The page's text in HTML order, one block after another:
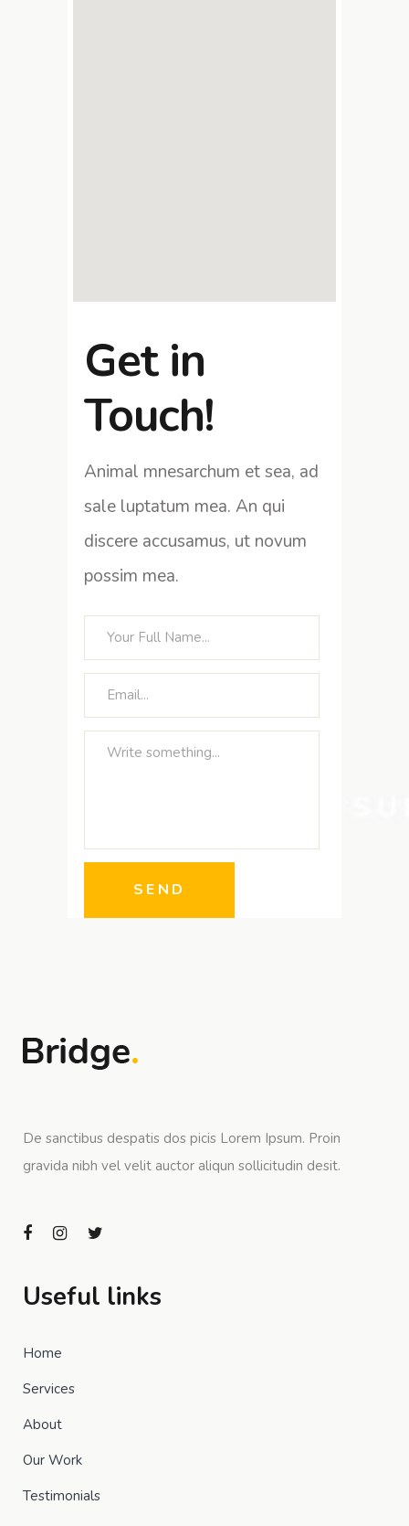
Get in
Touch!
Animal mnesarchum et sea, ad
sale luptatum mea. An qui
discere accusamus, ut novum
possim mea.
De sanctibus despatis dos picis Lorem Ipsum. Proin
gravida nibh vel velit auctor aliqun sollicitudin desit.
Useful links
Home
Services
About
Our Work
Testimonials